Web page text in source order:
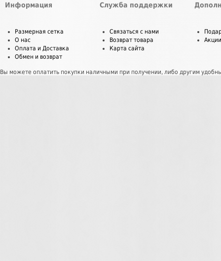
Информация
Размерная сетка
О нас
Оплата и Доставка
Обмен и возврат
Служба поддержки
Связаться с нами
Возврат товара
Карта сайта
Акции
Вы можете оплатить покупки наличными при получении, либо другим